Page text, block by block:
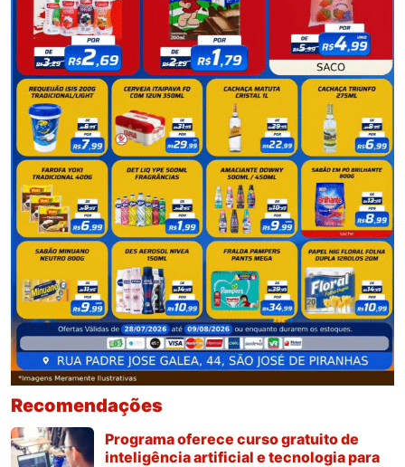
Recomendações
Programa oferece curso gratuito de
inteligência artificial e tecnologia para